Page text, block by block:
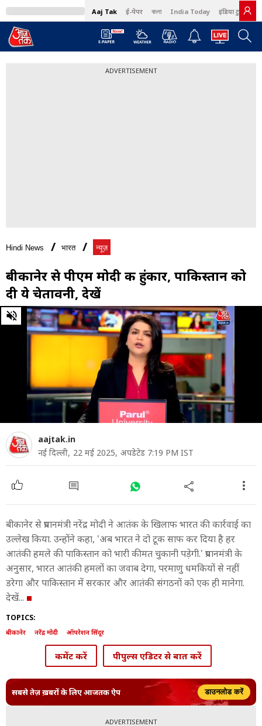
Aaj Tak ई-पेपर বাংলা India Today इंडिया टुडे हिंदी
ADVERTISEMENT
Hindi News भारत न्यूज़
बीकानेर से पीएम मोदी की हुंकार, पाकिस्तान को
दी ये चेतावनी, देखें
0
of
minutes,
aajtak.in
नई दिल्ली, 22 मई 2025, अपडेटेड 7:19 PM IST
बीकानेर से प्रधानमंत्री नरेंद्र मोदी ने आतंक के खिलाफ भारत की कार्रवाई का
उल्लेख किया. उन्होंने कहा, 'अब भारत ने दो टूक साफ कर दिया है हर
आतंकी हमले की पाकिस्तान को भारी कीमत चुकानी पड़ेगी.' प्रधानमंत्री के
अनुसार, भारत आतंकी हमलों का जवाब देगा, परमाणु धमकियों से नहीं
डरेगा और पाकिस्तान में सरकार और आतंकी संगठनों को एक ही मानेगा.
देखें...
TOPICS:
बीकानेर नरेंद्र मोदी ऑपरेशन सिंदूर
कमेंट करें पीपुल्स एडिटर से बात करें
सबसे तेज़ ख़बरों के लिए आजतक ऐप डाउनलोड करें
ADVERTISEMENT